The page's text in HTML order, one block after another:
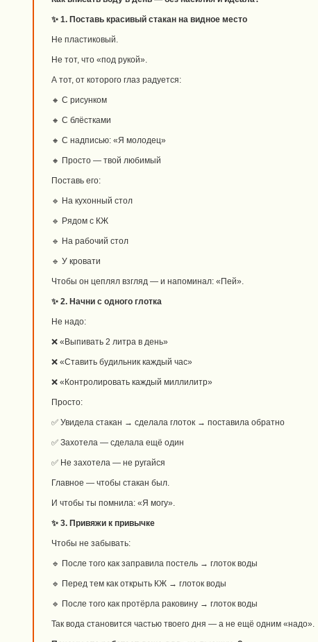
✨ 1. Поставь красивый стакан на видное место
Не пластиковый.
Не тот, что «под рукой».
А тот, от которого глаз радуется:
🔸 С рисунком
🔸 С блёстками
🔸 С надписью: «Я молодец»
🔸 Просто — твой любимый
Поставь его:
🔹 На кухонный стол
🔹 Рядом с КЖ
🔹 На рабочий стол
🔹 У кровати
Чтобы он цеплял взгляд — и напоминал: «Пей».
✨ 2. Начни с одного глотка
Не надо:
❌ «Выпивать 2 литра в день»
❌ «Ставить будильник каждый час»
❌ «Контролировать каждый миллилитр»
Просто:
✅ Увидела стакан → сделала глоток → поставила обратно
✅ Захотела — сделала ещё один
✅ Не захотела — не ругайся
Главное — чтобы стакан был.
И чтобы ты помнила: «Я могу».
✨ 3. Привяжи к привычке
Чтобы не забывать:
🔹 После того как заправила постель → глоток воды
🔹 Перед тем как открыть КЖ → глоток воды
🔹 После того как протёрла раковину → глоток воды
Так вода становится частью твоего дня — а не ещё одним «надо».